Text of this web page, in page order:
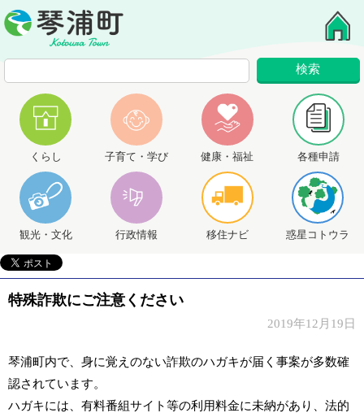
くらし 子育て・学び 健康・福祉 各種申請
観光・文化 行政情報 移住ナビ 惑星コトウラ
特殊詐欺にご注意ください
2019年12月19日
琴浦町内で、身に覚えのない詐欺のハガキが届く事案が多数確
認されています。
ハガキには、有料番組サイト等の利用料金に未納があり、法的